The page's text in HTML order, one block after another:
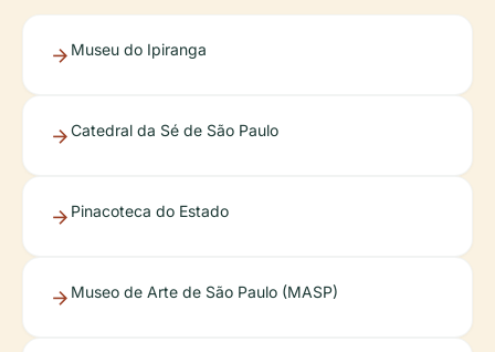
Museu do Ipiranga
Catedral da Sé de São Paulo
Pinacoteca do Estado
Museo de Arte de São Paulo (MASP)